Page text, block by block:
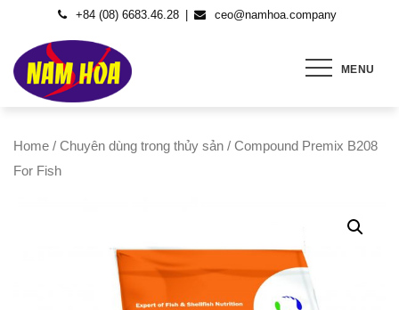
content
+84 (08) 6683.46.28 ceo@namhoa.company
MENU
Home / Chuyên dùng trong thủy sản / Compound Premix B208
For Fish